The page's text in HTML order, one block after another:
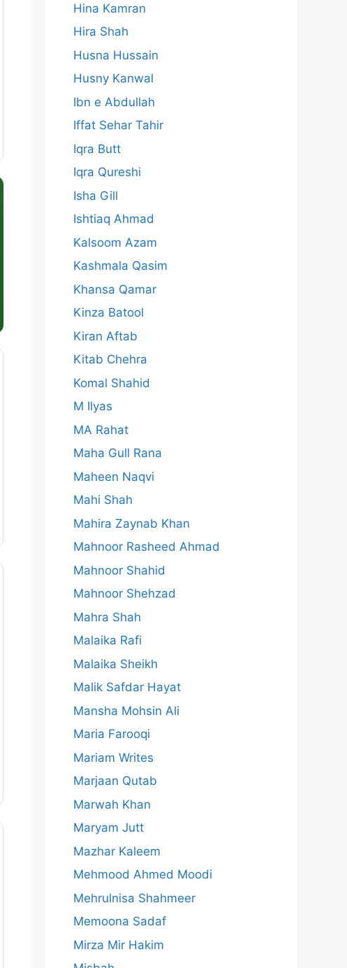
Hina Kamran
Hira Shah
Husna Hussain
Husny Kanwal
Ibn e Abdullah
Iffat Sehar Tahir
Iqra Butt
Iqra Qureshi
Isha Gill
Ishtiaq Ahmad
Kalsoom Azam
Kashmala Qasim
Khansa Qamar
Kinza Batool
Kiran Aftab
Kitab Chehra
Komal Shahid
M Ilyas
MA Rahat
Maha Gull Rana
Maheen Naqvi
Mahi Shah
Mahira Zaynab Khan
Mahnoor Rasheed Ahmad
Mahnoor Shahid
Mahnoor Shehzad
Mahra Shah
Malaika Rafi
Malaika Sheikh
Malik Safdar Hayat
Mansha Mohsin Ali
Maria Farooqi
Mariam Writes
Marjaan Qutab
Marwah Khan
Maryam Jutt
Mazhar Kaleem
Mehmood Ahmed Moodi
Mehrulnisa Shahmeer
Memoona Sadaf
Mirza Mir Hakim